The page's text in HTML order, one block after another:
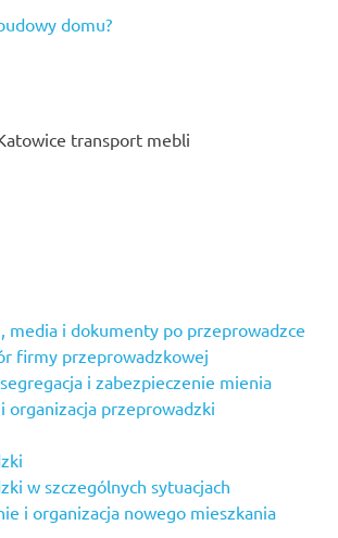
domu?
transport mebli
media i dokumenty po przeprowadzce
firmy przeprowadzkowej
i zabezpieczenie mienia
organizacja przeprowadzki
w szczególnych sytuacjach
i organizacja nowego mieszkania